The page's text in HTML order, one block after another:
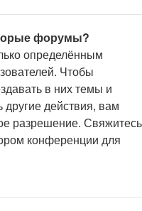
форумы?
определённым
Чтобы
в них темы и
действия, вам
разрешение. Свяжитесь
конференции для